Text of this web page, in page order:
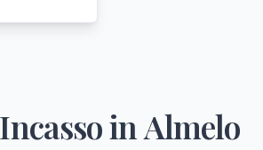
inAlmelo